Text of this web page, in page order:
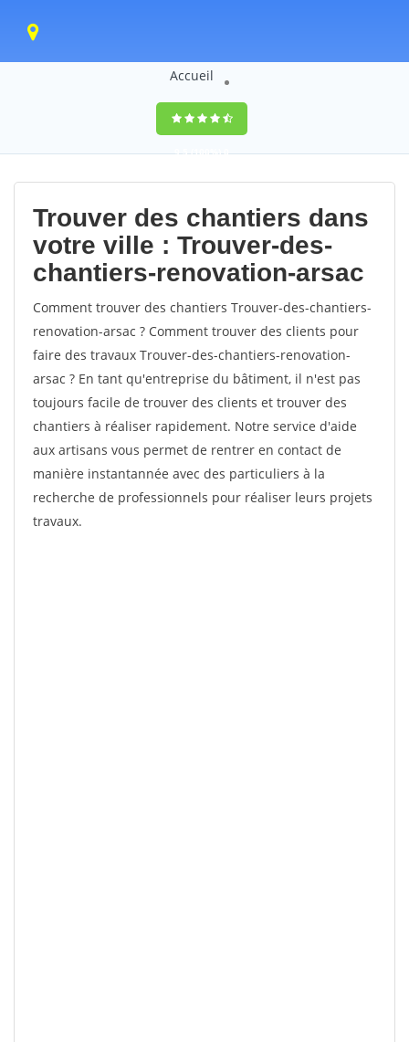
Accueil
9,5(100%)0
votes
Trouver des chantiers dans
votre ville : Trouver-des-
chantiers-renovation-arsac
Comment trouver des chantiers Trouver-des-chantiers-
renovation-arsac ? Comment trouver des clients pour
faire des travaux Trouver-des-chantiers-renovation-
arsac ? En tant qu'entreprise du bâtiment, il n'est pas
toujours facile de trouver des clients et trouver des
chantiers à réaliser rapidement. Notre service d'aide
aux artisans vous permet de rentrer en contact de
manière instantannée avec des particuliers à la
recherche de professionnels pour réaliser leurs projets
travaux.